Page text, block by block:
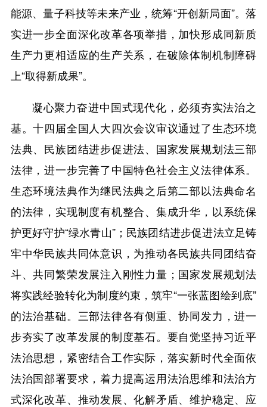
能源、量子科技等未来产业，统筹“开创新局面”。落
实进一步全面深化改革各项举措，加快形成同新质
生产力更相适应的生产关系，在破除体制机制障碍
上“取得新成果”。
凝心聚力奋进中国式现代化，必须夯实法治之
基。十四届全国人大四次会议审议通过了生态环境
法典、民族团结进步促进法、国家发展规划法三部
法律，进一步完善了中国特色社会主义法律体系。
生态环境法典作为继民法典之后第二部以法典命名
的法律，实现制度有机整合、集成升华，以系统保
护更好守护“绿水青山”；民族团结进步促进法立足铸
牢中华民族共同体意识，为推动各民族共同团结奋
斗、共同繁荣发展注入刚性力量；国家发展规划法
将实践经验转化为制度约束，筑牢“一张蓝图绘到底”
的法治基础。三部法律各有侧重、协同发力，进一
步夯实了改革发展的制度基石。要自觉坚持习近平
法治思想，紧密结合工作实际，落实新时代全面依
法治国部署要求，着力提高运用法治思维和法治方
式深化改革、推动发展、化解矛盾、维护稳定、应